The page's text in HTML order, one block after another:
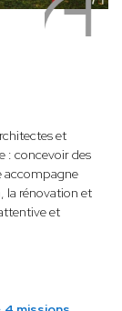
et
: concevoir des
accompagne
la rénovation et
et